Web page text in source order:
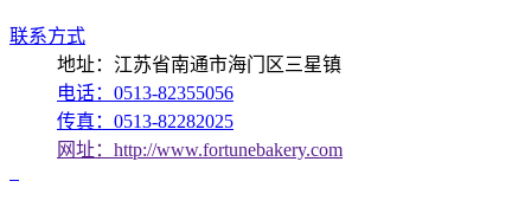
联系方式
地址：江苏省南通市海门区三星镇
电话：0513-82355056
传真：0513-82282025
网址：http://www.fortunebakery.com